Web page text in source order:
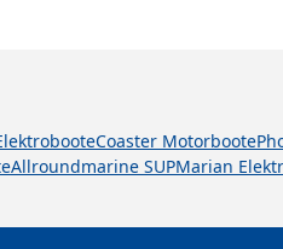
Coaster Motorboote
Allroundmarine SUPMarian